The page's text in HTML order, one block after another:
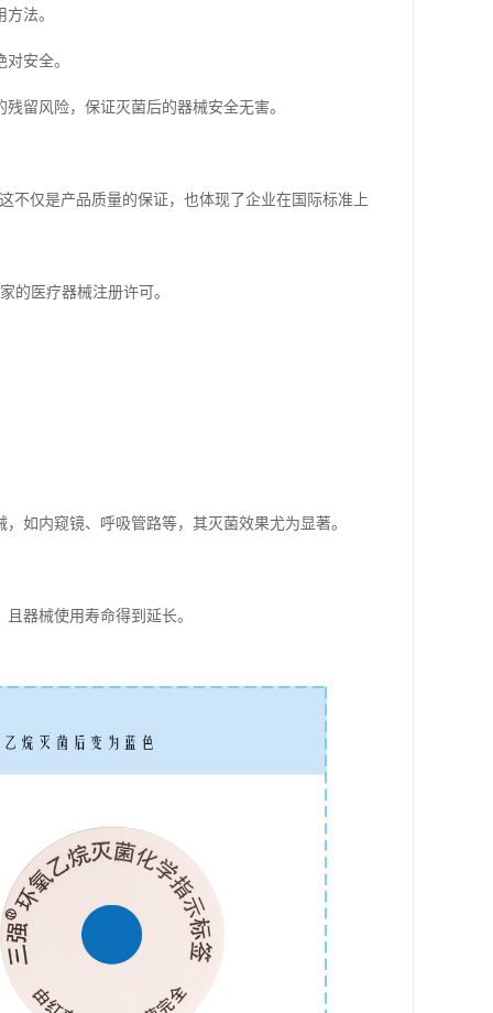
法。
安全。
留风险，保证灭菌后的器械安全无害。
不仅是产品质量的保证，也体现了企业在国际标准上
的医疗器械注册许可。
如内窥镜、呼吸管路等，其灭菌效果尤为显著。
器械使用寿命得到延长。